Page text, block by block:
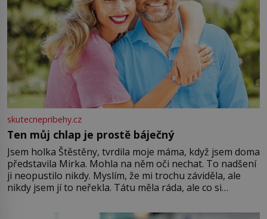
skutecnepribehy.cz
Ten můj chlap je prostě báječný
Jsem holka Štěstěny, tvrdila moje máma, když jsem doma
představila Mirka. Mohla na něm oči nechat. To nadšení
ji neopustilo nikdy. Myslím, že mi trochu záviděla, ale
nikdy jsem jí to neřekla. Tátu měla ráda, ale co si
Jsme spolu moc rádi Tehdy byla jiná doba, když